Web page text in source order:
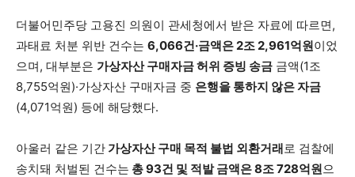
더불어민주당 고용진 의원이 관세청에서 받은 자료에 따르면,
과태료 처분 위반 건수는 6,066건·금액은 2조 2,961억원이었
으며, 대부분은 가상자산 구매자금 허위 증빙 송금 금액(1조
8,755억원)·가상자산 구매자금 중 은행을 통하지 않은 자금
(4,071억원) 등에 해당했다.
아울러 같은 기간 가상자산 구매 목적 불법 외환거래로 검찰에
송치돼 처벌된 건수는 총 93건 및 적발 금액은 8조 728억원으